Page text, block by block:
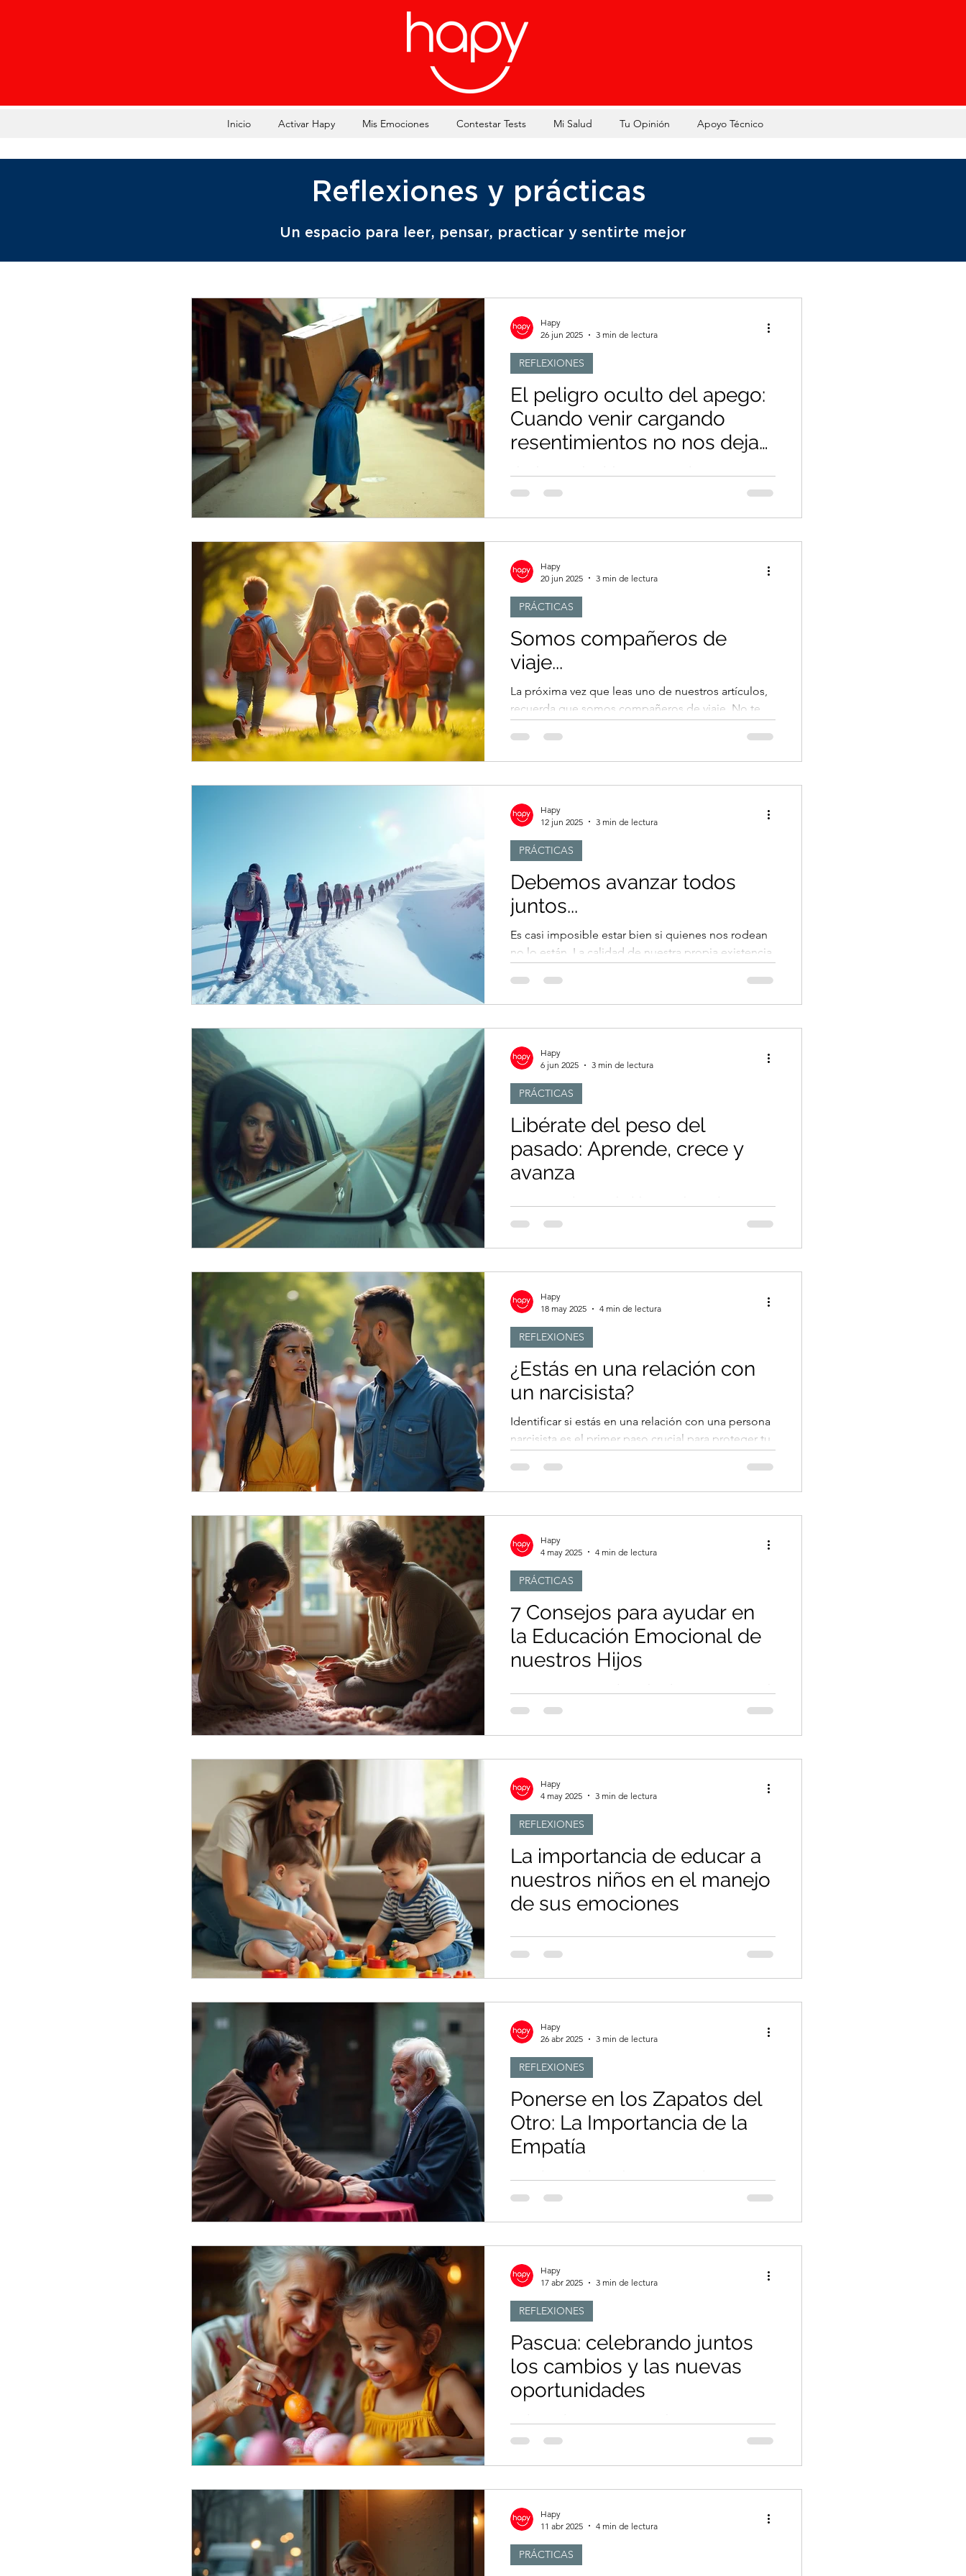
Inicio Activar Hapy Mis Emociones Contestar Tests Mi Salud Tu Opinión Apoyo Técnico
Reflexiones y prácticas
Un espacio para leer, pensar, practicar y sentirte mejor
El peligro oculto del apego:
Cuando venir cargando
resentimientos no nos deja
cargando resentimientos no nos deja avanzar
REFLEXIONES
Hapy
26 jun 2025
3 min de lectura
Somos compañeros de
viaje...
La próxima vez que leas uno de nuestros artículos,
recuerda que somos compañeros de viaje. No te
¡Estamos juntos en esto!.
PRÁCTICAS
Hapy
20 jun 2025
3 min de lectura
Debemos avanzar todos
juntos...
Es casi imposible estar bien si quienes nos rodean
no lo están. La calidad de nuestra propia existencia
nuestras comunidades y, en última instancia, al
mundo entero.
PRÁCTICAS
Hapy
12 jun 2025
3 min de lectura
Libérate del peso del
pasado: Aprende, crece y
avanza
Vivir sintiéndonos culpables por el pasado no es
vivir el presente, y mucho menos es aprender para
PRÁCTICAS
Hapy
6 jun 2025
3 min de lectura
¿Estás en una relación con
un narcisista?
Identificar si estás en una relación con una persona
narcisista es el primer paso crucial para proteger tu
REFLEXIONES
Hapy
18 may 2025
4 min de lectura
7 Consejos para ayudar en
la Educación Emocional de
nuestros Hijos
de nuestros Hijos
PRÁCTICAS
Hapy
4 may 2025
4 min de lectura
La importancia de educar a
nuestros niños en el manejo
de sus emociones
manejo de sus emociones
REFLEXIONES
Hapy
4 may 2025
3 min de lectura
Ponerse en los Zapatos del
Otro: La Importancia de la
Empatía
aprendemos a construir puentes que nos unen a
REFLEXIONES
Hapy
26 abr 2025
3 min de lectura
Pascua: celebrando juntos
los cambios y las nuevas
oportunidades
para celebrar la maravillosa capacidad que tenemos
REFLEXIONES
Hapy
17 abr 2025
3 min de lectura
PRÁCTICAS
Hapy
11 abr 2025
4 min de lectura